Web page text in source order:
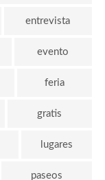
entrevista
evento
feria
gratis
lugares
paseos